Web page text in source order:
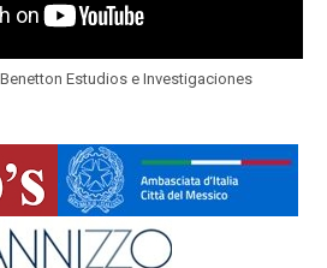
Estudios e Investigaciones